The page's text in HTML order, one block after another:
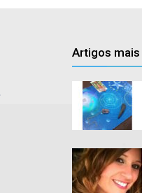
Artigos